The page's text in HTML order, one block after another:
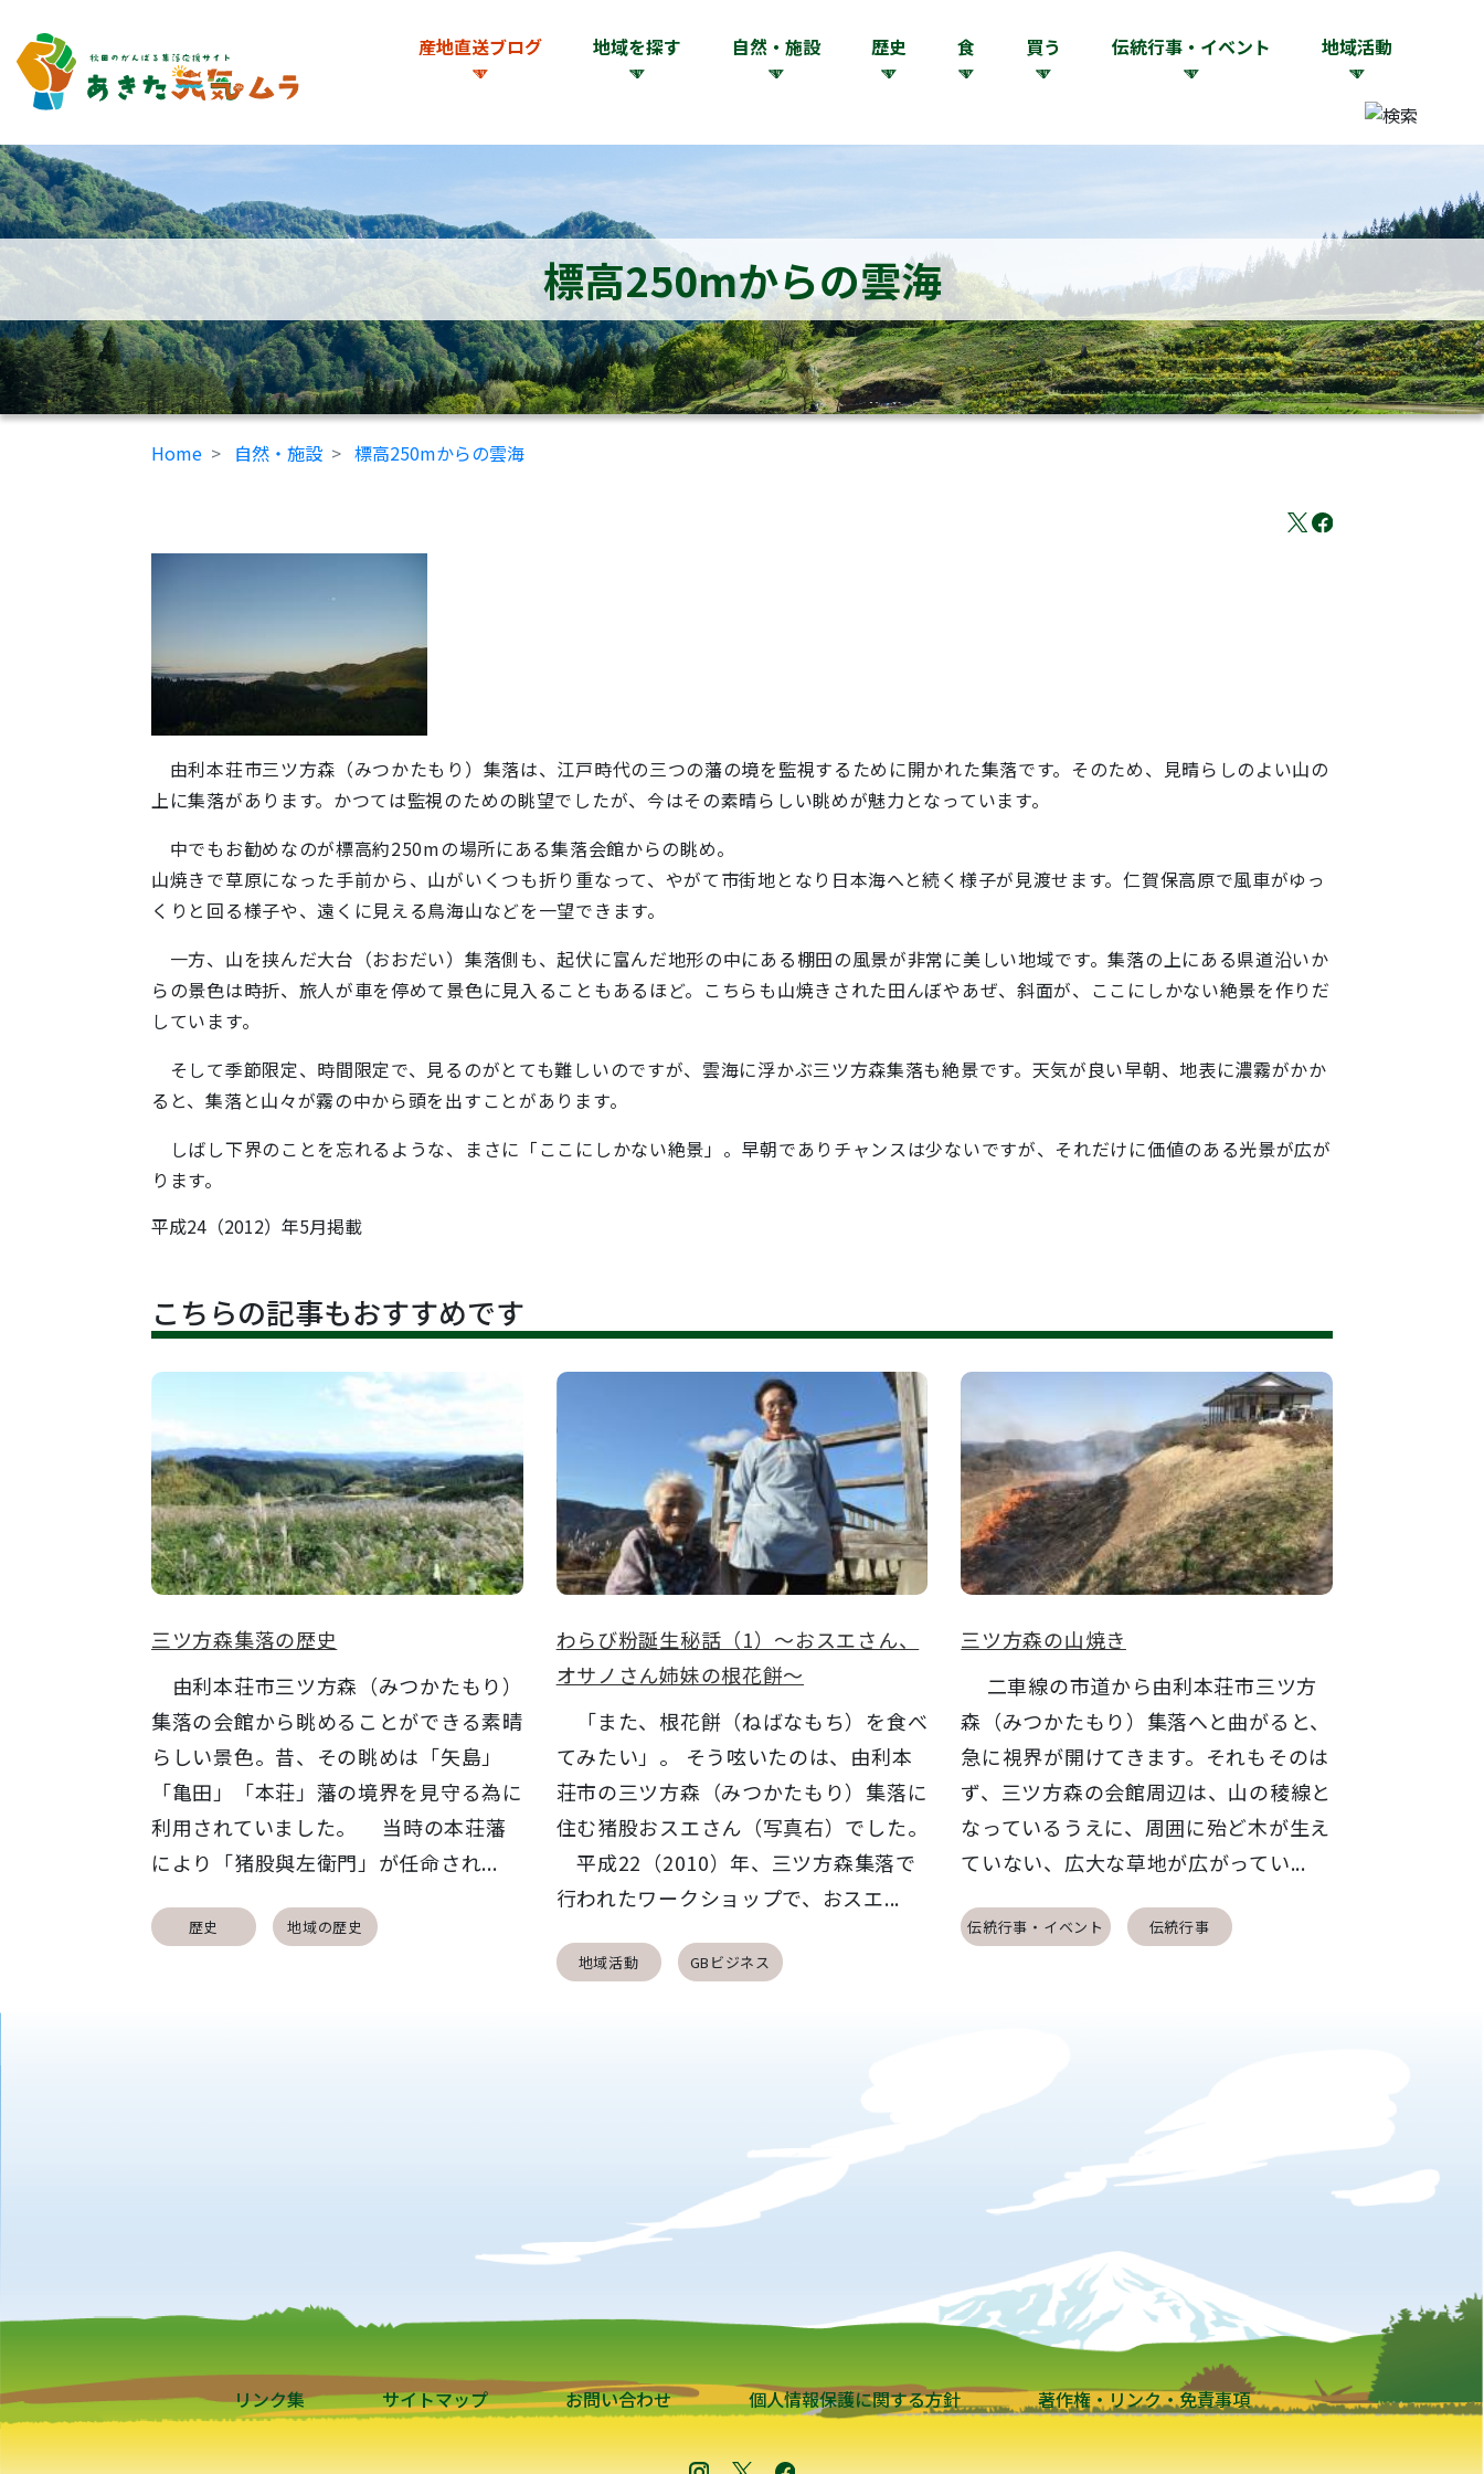
産地直送ブログ 地域を探す 自然・施設 歴史 食 買う 伝統行事・イベント 地域活動
標高250mからの雲海
Home 自然・施設 標高250mからの雲海
由利本荘市三ツ方森（みつかたもり）集落は、江戸時代の三つの藩の境を監視するために開かれた集落です。そのため、見晴らしのよい山の
上に集落があります。かつては監視のための眺望でしたが、今はその素晴らしい眺めが魅力となっています。
中でもお勧めなのが標高約250mの場所にある集落会館からの眺め。
山焼きで草原になった手前から、山がいくつも折り重なって、やがて市街地となり日本海へと続く様子が見渡せます。仁賀保高原で風車がゆっ
くりと回る様子や、遠くに見える鳥海山などを一望できます。
一方、山を挟んだ大台（おおだい）集落側も、起伏に富んだ地形の中にある棚田の風景が非常に美しい地域です。集落の上にある県道沿いか
らの景色は時折、旅人が車を停めて景色に見入ることもあるほど。こちらも山焼きされた田んぼやあぜ、斜面が、ここにしかない絶景を作りだ
しています。
そして季節限定、時間限定で、見るのがとても難しいのですが、雲海に浮かぶ三ツ方森集落も絶景です。天気が良い早朝、地表に濃霧がかか
ると、集落と山々が霧の中から頭を出すことがあります。
しばし下界のことを忘れるような、まさに「ここにしかない絶景」。早朝でありチャンスは少ないですが、それだけに価値のある光景が広が
ります。
平成24（2012）年5月掲載
こちらの記事もおすすめです
三ツ方森集落の歴史
由利本荘市三ツ方森（みつかたもり）
集落の会館から眺めることができる素晴
らしい景色。昔、その眺めは「矢島」
「亀田」「本荘」藩の境界を見守る為に
利用されていました。 当時の本荘藩
により「猪股與左衛門」が任命され...
歴史 地域の歴史
わらび粉誕生秘話（1）～おスエさん、
オサノさん姉妹の根花餅～
「また、根花餅（ねばなもち）を食べ
てみたい」。 そう呟いたのは、由利本
荘市の三ツ方森（みつかたもり）集落に
住む猪股おスエさん（写真右）でした。
平成22（2010）年、三ツ方森集落で
行われたワークショップで、おスエ...
地域活動 GBビジネス
三ツ方森の山焼き
二車線の市道から由利本荘市三ツ方
森（みつかたもり）集落へと曲がると、
急に視界が開けてきます。それもそのは
ず、三ツ方森の会館周辺は、山の稜線と
なっているうえに、周囲に殆ど木が生え
ていない、広大な草地が広がってい...
伝統行事・イベント 伝統行事
リンク集 サイトマップ お問い合わせ 個人情報保護に関する方針 著作権・リンク・免責事項